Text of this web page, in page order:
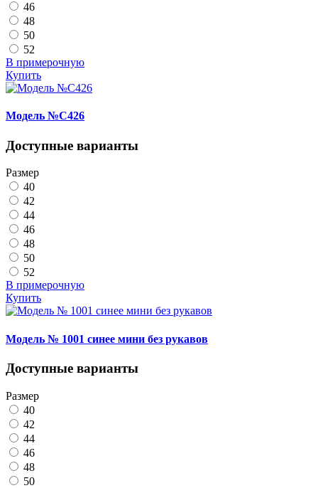
46
48
50
52
В примерочную
Купить
Модель №C426
Доступные варианты
Размер
40
42
44
46
48
50
52
В примерочную
Купить
Модель № 1001 синее мини без рукавов
Доступные варианты
Размер
40
42
44
46
48
50